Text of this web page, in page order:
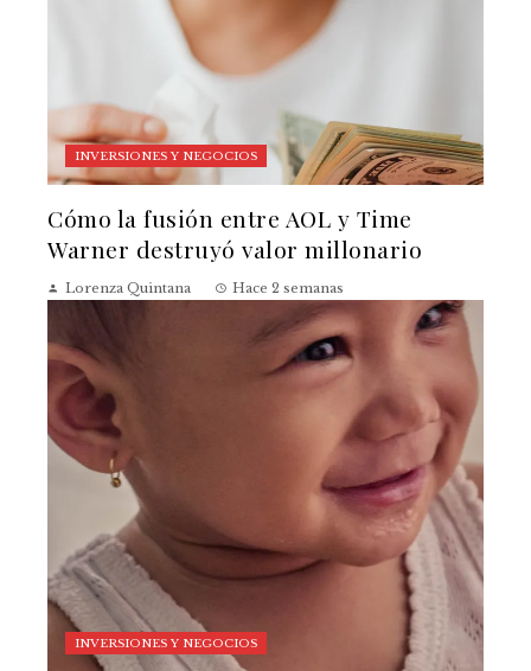
INVERSIONES Y NEGOCIOS
Cómo la fusión entre AOL y Time
Warner destruyó valor millonario
Lorenza Quintana Hace 2 semanas
INVERSIONES Y NEGOCIOS